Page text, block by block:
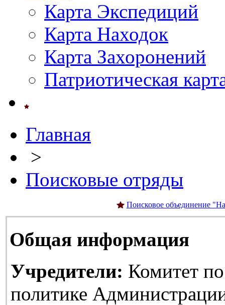
Карта Экспедиций
Карта Находок
Карта Захоронений
Патриотическая
Главная
>
Поисковые отряды
Поисковое объединение
Общая информация
Учредители: Комитет
политике